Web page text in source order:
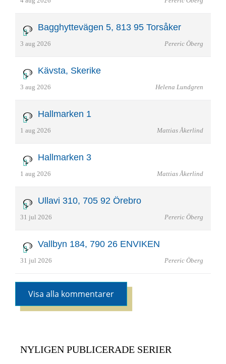
Bagghyttevägen 5, 813 95 Torsåker
3 aug 2026 Pereric Öberg
Kävsta, Skerike
3 aug 2026 Helena Lundgren
Hallmarken 1
1 aug 2026 Mattias Åkerlind
Hallmarken 3
1 aug 2026 Mattias Åkerlind
Ullavi 310, 705 92 Örebro
31 jul 2026 Pereric Öberg
Vallbyn 184, 790 26 ENVIKEN
31 jul 2026 Pereric Öberg
Visa alla kommentarer
NYLIGEN PUBLICERADE SERIER